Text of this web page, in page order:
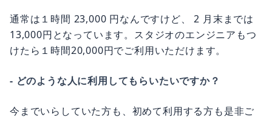
通常は１時間 23,000 円なんですけど、 2 月末までは
13,000円となっています。スタジオのエンジニアもつ
けたら１時間20,000円でご利用いただけます。
- どのような人に利用してもらいたいですか？
今までいらしていた方も、初めて利用する方も是非ご